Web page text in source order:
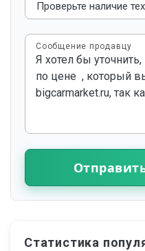
Сообщение продавцу
Статистика